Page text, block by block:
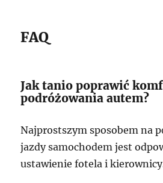
FAQ
Jak tanio poprawić
podróżowania autem?
Najprostszym sposobem na
jazdy samochodem jest
ustawienie fotela i